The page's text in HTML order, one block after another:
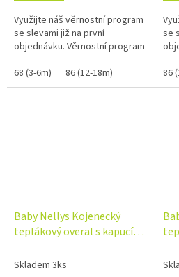
Využijte náš věrnostní program
se slevami již na první
objednávku. Věrnostní program
68 (3-6m)
86 (12-18m)
se
86
Baby Nellys Kojenecký
teplákový overal s kapucí
Skladem 3ks